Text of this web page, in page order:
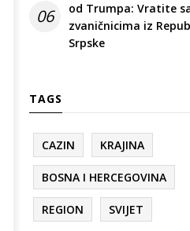
06
od Trumpa: Vratite
zvaničnicima iz
Srpske
TAGS
CAZIN KRAJINA
BOSNA I HERCEGOVINA
REGION SVIJET